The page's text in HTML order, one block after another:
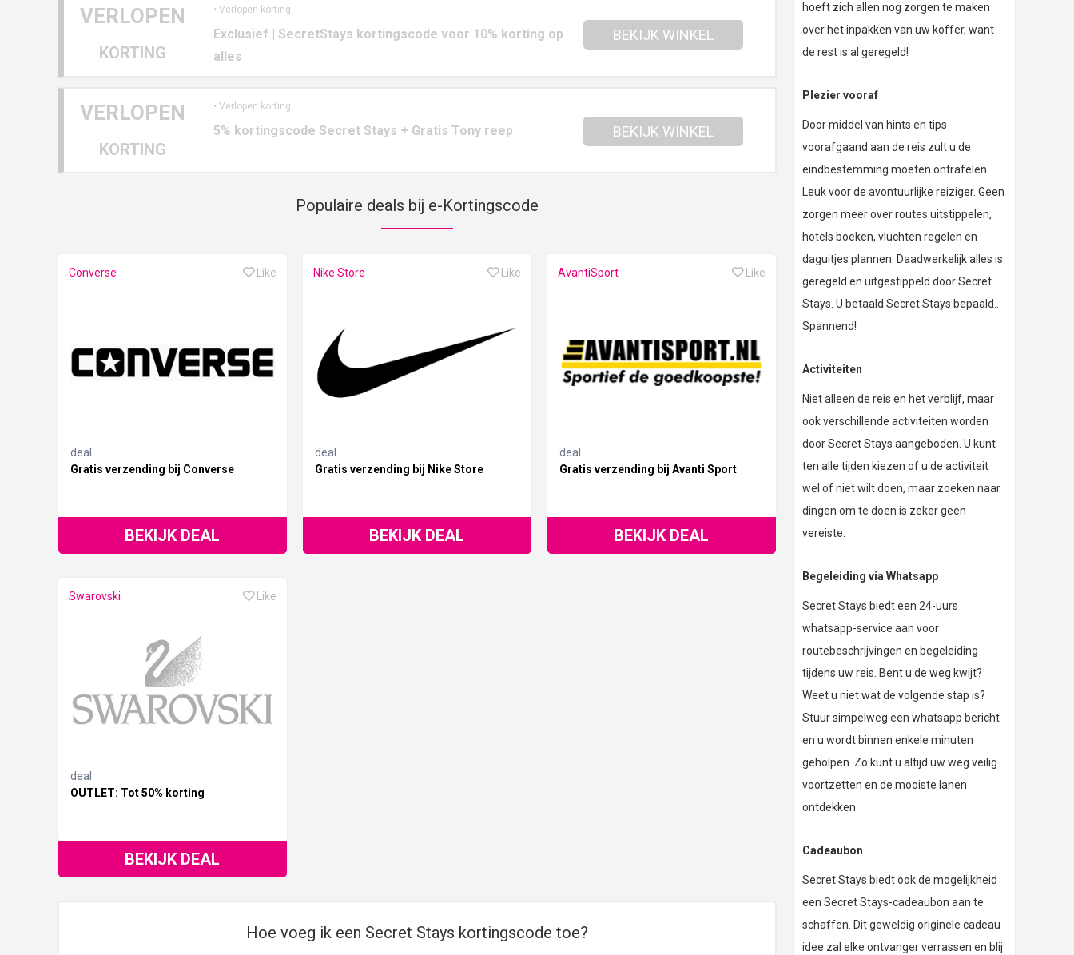
VERLOPEN
KORTING
• Verlopen korting
Exclusief | SecretStays kortingscode voor 10% korting op
alles
BEKIJK WINKEL
VERLOPEN
KORTING
• Verlopen korting
5% kortingscode Secret Stays + Gratis Tony reep BEKIJK WINKEL
Populaire deals bij e-Kortingscode
Converse Like
deal
Gratis verzending bij Converse
BEKIJK DEAL
Nike Store Like
deal
Gratis verzending bij Nike Store
BEKIJK DEAL
AvantiSport Like
deal
Gratis verzending bij Avanti Sport
BEKIJK DEAL
Swarovski Like
deal
OUTLET: Tot 50% korting
BEKIJK DEAL
Hoe voeg ik een Secret Stays kortingscode toe?
hoeft zich allen nog zorgen te maken
over het inpakken van uw koffer, want
de rest is al geregeld!
Plezier vooraf
Door middel van hints en tips
voorafgaand aan de reis zult u de
eindbestemming moeten ontrafelen.
Leuk voor de avontuurlijke reiziger. Geen
zorgen meer over routes uitstippelen,
hotels boeken, vluchten regelen en
daguitjes plannen. Daadwerkelijk alles is
geregeld en uitgestippeld door Secret
Stays. U betaald Secret Stays bepaald..
Spannend!
Activiteiten
Niet alleen de reis en het verblijf, maar
ook verschillende activiteiten worden
door Secret Stays aangeboden. U kunt
ten alle tijden kiezen of u de activiteit
wel of niet wilt doen, maar zoeken naar
dingen om te doen is zeker geen
vereiste.
Begeleiding via Whatsapp
Secret Stays biedt een 24-uurs
whatsapp-service aan voor
routebeschrijvingen en begeleiding
tijdens uw reis. Bent u de weg kwijt?
Weet u niet wat de volgende stap is?
Stuur simpelweg een whatsapp bericht
en u wordt binnen enkele minuten
geholpen. Zo kunt u altijd uw weg veilig
voortzetten en de mooiste lanen
ontdekken.
Cadeaubon
Secret Stays biedt ook de mogelijkheid
een Secret Stays-cadeaubon aan te
schaffen. Dit geweldig originele cadeau
idee zal elke ontvanger verrassen en blij